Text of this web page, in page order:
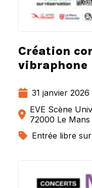
Création
vibraphone
31 janvier
EVE Scène
72000 Le Mans
Entrée libre